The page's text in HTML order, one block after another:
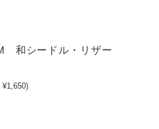
和シードル・リザー
¥1,650)